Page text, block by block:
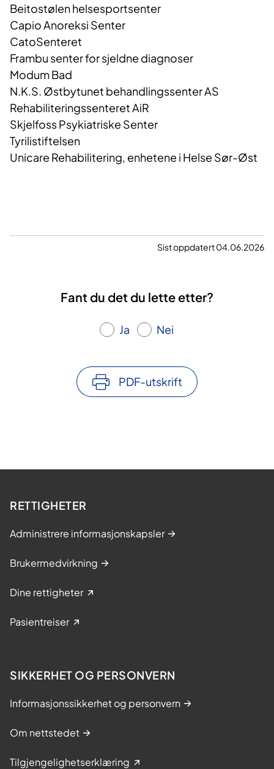
Beitostølen helsesportsenter
Capio Anoreksi Senter
CatoSenteret
Frambu senter for sjeldne diagnoser
Modum Bad
N.K.S. Østbytunet behandlingssenter AS
Rehabiliteringssenteret AiR
Skjelfoss Psykiatriske Senter
Tyrilistiftelsen
Unicare Rehabilitering, enhetene i Helse Sør-Øst
Sist oppdatert 04.06.2026
Fant du det du lette etter?
Ja Nei
PDF-utskrift
RETTIGHETER
Administrere informasjonskapsler
Brukermedvirkning
Dine rettigheter
Pasientreiser
SIKKERHET OG PERSONVERN
Informasjonssikkerhet og personvern
Om nettstedet
Tilgjengelighetserklæring